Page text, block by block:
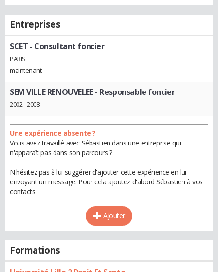
Entreprises
SCET - Consultant foncier
PARIS
maintenant
SEM VILLE RENOUVELEE- Responsable foncier
2002 - 2008
Une expérience absente ?
Vous avez travaillé avec Sébastien dans une entreprise qui
n'apparaît pas dans son parcours ?
N'hésitez pas à lui suggérer d'ajouter cette expérience en lui
envoyant un message. Pour cela ajoutez d'abord Sébastien à vos
contacts.
Ajouter
Formations